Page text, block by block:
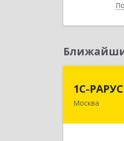
1С-РАРУС
Москва127434,